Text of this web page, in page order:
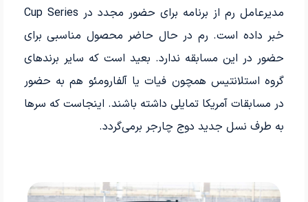
مدیرعامل رم از برنامه برای حضور مجدد در Cup Series
خبر داده است. رم در حال حاضر محصول مناسبی برای
حضور در این مسابقه ندارد. بعید است که سایر برندهای
گروه استلانتیس همچون فیات یا آلفارومئو هم به حضور
در مسابقات آمریکا تمایلی داشته باشند. اینجاست که سرها
به طرف نسل جدید دوج چارجر برمی‌گردد.